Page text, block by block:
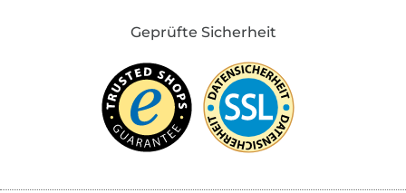
Geprüfte Sicherheit